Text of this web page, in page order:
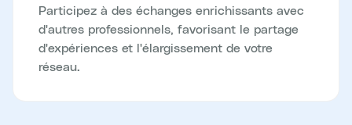
Participez à des échanges enrichissants avec
d'autres professionnels, favorisant le partage
d'expériences et l'élargissement de votre
réseau.